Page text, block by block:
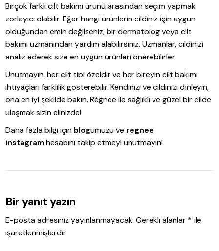
Birçok farklı cilt bakımı ürünü arasından seçim yapmak
zorlayıcı olabilir. Eğer hangi ürünlerin cildiniz için uygun
olduğundan emin değilseniz, bir dermatolog veya cilt
bakımı uzmanından yardım alabilirsiniz. Uzmanlar, cildinizi
analiz ederek size en uygun ürünleri önerebilirler.
Unutmayın, her cilt tipi özeldir ve her bireyin cilt bakımı
ihtiyaçları farklılık gösterebilir. Kendinizi ve cildinizi dinleyin,
ona en iyi şekilde bakın. Régnee ile sağlıklı ve güzel bir cilde
ulaşmak sizin elinizde!
Daha fazla bilgi için blogumuzu ve regnee
instagram hesabını takip etmeyi unutmayın!
Bir yanıt yazın
E-posta adresiniz yayınlanmayacak. Gerekli alanlar * ile
işaretlenmişlerdir